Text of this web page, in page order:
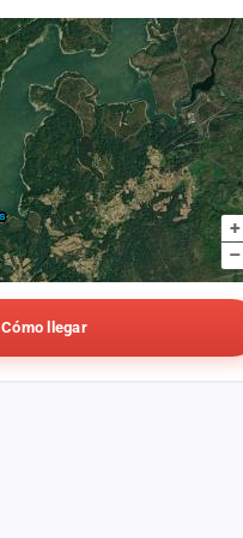
+
–
Cómo llegar